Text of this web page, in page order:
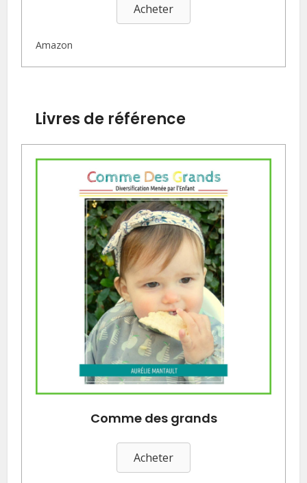
Acheter
Amazon
Livres de référence
Comme des grands
Acheter